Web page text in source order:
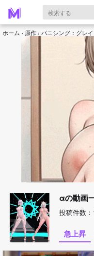
ホーム 原作 パニシング：グレ
αの動画
投稿件数
急上昇